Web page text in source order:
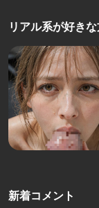
リアル系が好き
新着コメント